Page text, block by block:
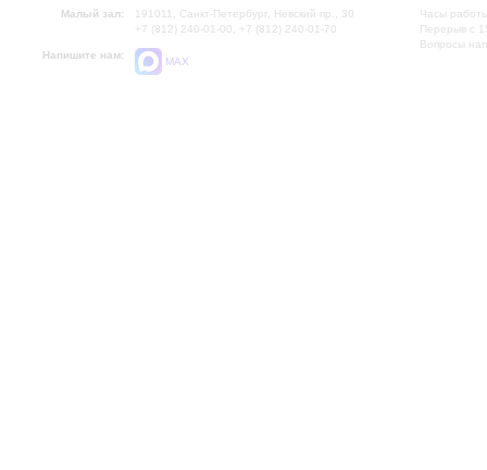
Малый зал:
191011, Санкт-Петербург, Невский пр., 30
+7 (812) 240-01-00, +7 (812) 240-01-70
Напишите нам:
MAX
Часы
Перерыв с
Вопросы